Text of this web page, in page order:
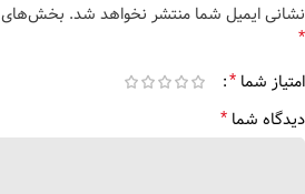
نشانی ایمیل شما منتشر نخواهد شد. بخش‌های
*
امتیاز شما *
دیدگاه شما *